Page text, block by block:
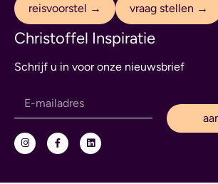
reisvoorstel → vraag stellen →
Christoffel Inspiratie
Schrijf u in voor onze nieuwsbrief